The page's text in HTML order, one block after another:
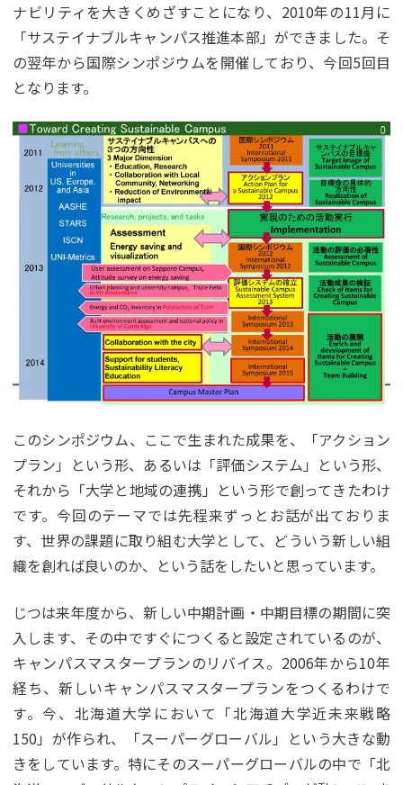
ナビリティを大きくめざすことになり、2010年の11月に
「サステイナブルキャンパス推進本部」ができました。そ
の翌年から国際シンポジウムを開催しており、今回5回目
となります。
このシンポジウム、ここで生まれた成果を、「アクション
プラン」という形、あるいは「評価システム」という形、
それから「大学と地域の連携」という形で創ってきたわけ
です。今回のテーマでは先程来ずっとお話が出ておりま
す、世界の課題に取り組む大学として、どういう新しい組
織を創れば良いのか、という話をしたいと思っています。
じつは来年度から、新しい中期計画・中期目標の期間に突
入します、その中ですぐにつくると設定されているのが、
キャンパスマスタープランのリバイス。2006年から10年
経ち、新しいキャンパスマスタープランをつくるわけで
す。今、北海道大学において「北海道大学近未来戦略
150」が作られ、「スーパーグローバル」という大きな動
きをしています。特にそのスーパーグローバルの中で「北